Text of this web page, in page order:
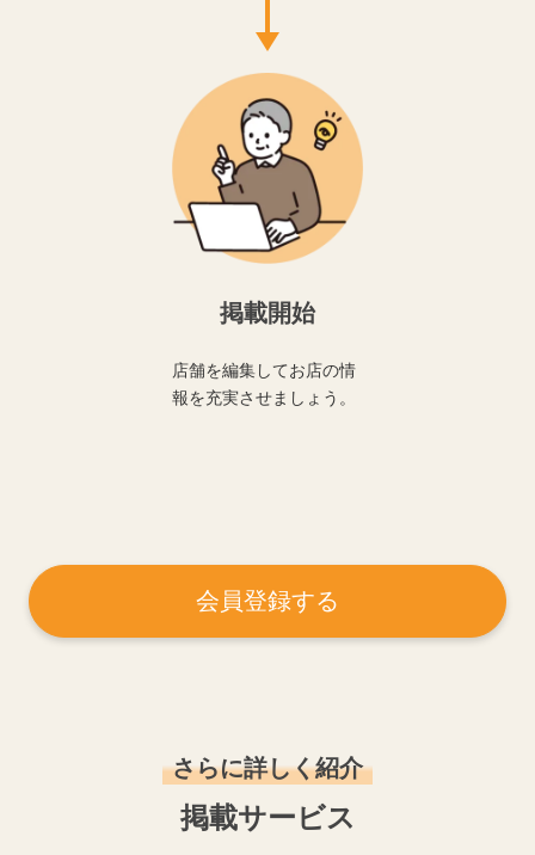
掲載開始
店舗を編集してお店の情
報を充実させましょう。
会員登録する
さらに詳しく紹介
掲載サービス